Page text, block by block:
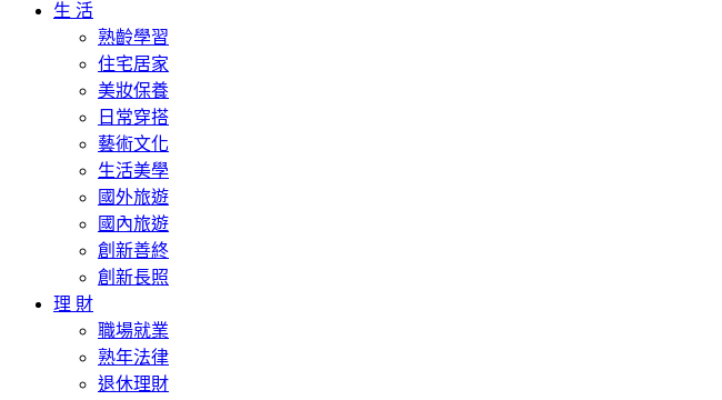
生 活
熟齡學習
住宅居家
美妝保養
日常穿搭
藝術文化
生活美學
國外旅遊
國內旅遊
創新善終
創新長照
理 財
職場就業
熟年法律
退休理財